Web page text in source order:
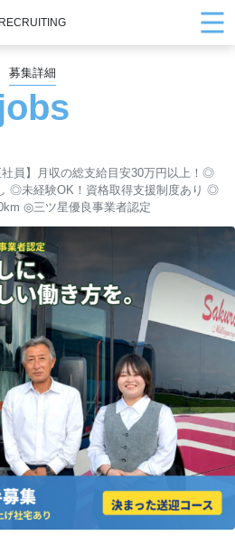
RECRUITING
募集詳細
社員】月収の総支給目安30万円以上！◎
◎未経験OK！資格取得支援制度あり ◎
◎三ツ星優良事業者認定